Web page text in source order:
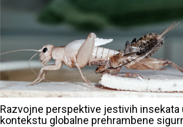
Razvojne perspektive jestivih insekata
kontekstu globalne prehrambene